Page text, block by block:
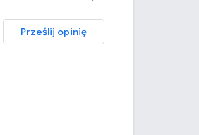
Prześlij opinię